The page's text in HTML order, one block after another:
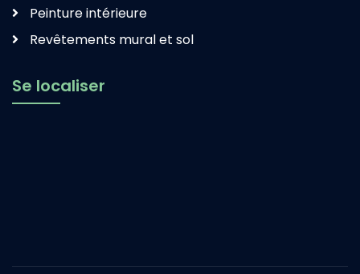
Peinture intérieure
Revêtements mural et sol
Se localiser